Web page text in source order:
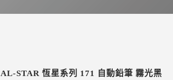
AL-STAR 恆星系列 171 自動鉛筆 霧光黑